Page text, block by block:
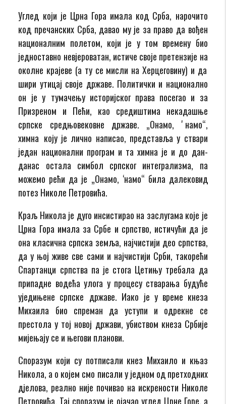
Углед који је Црна Гора имала код Срба, нарочито
код пречанских Срба, давао му је за право да вођен
националним полетом, који је у том времену био
једноставно невјероватан, истиче своје претензије на
околне крајеве (а ту се мисли на Херцеговину) и да
шири утицај своје државе. Политички и национално
он је у тумачењу историјског права посегао и за
Призреном и Пећи, као средиштима некадашње
српске средњовековне државе. „Онамо, ʼнамо“,
химна коју је лично написао, представља у ствари
један национални програм и та химна је и до дан-
данас остала симбол српског интегрализма, па
можемо рећи да је „Онамо, ‘намо“ била далековид
потез Николе Петровића.
Краљ Никола је дуго инсистирао на заслугама које је
Црна Гора имала за Србе и српство, истичући да је
она класична српска земља, најчистији део српства,
да у њој живе све сами и најчистији Срби, такорећи
Спартанци српства па је стога Цетињу требала да
припадне водећа улога у процесу стварања будуће
уједињене српске државе. Иако је у време кнеза
Михаила био спреман да уступи и одрекне се
престола у тој новој држави, убиством кнеза Србије
мијењају се и његови планови.
Споразум који су потписали кнез Михаило и књаз
Никола, а о којем смо писали у једном од претходних
дјелова, реално није почивао на искрености Николе
Петровића. Тај споразум је ојачао углед Црне Горе, а